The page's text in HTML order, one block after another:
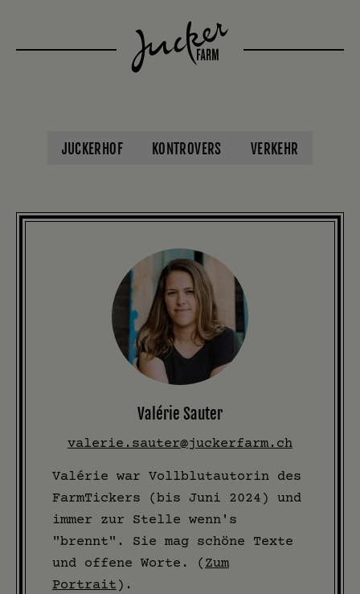
JUCKERHOF KONTROVERS VERKEHR
Valérie Sauter
valerie.sauter@juckerfarm.ch
Valérie war Vollblutautorin des
FarmTickers (bis Juni 2024) und
immer zur Stelle wenn's
"brennt". Sie mag schöne Texte
und offene Worte. ( Zum
Portrait ).